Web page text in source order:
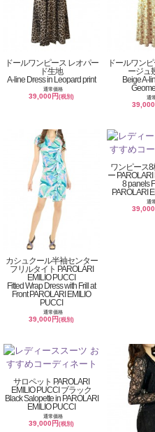
ドールワンピース レオパー
ド生地
A-line Dress in Leopard print
通常価格
39,000円(税別)
ドールワン
ージュ
Beige A-
通
カシュクール半袖センター
フリルタイト PAROLARI
EMILIO PUCCI
Fitted Wrap Dress with Frill at
Front PAROLARI EMILIO
PUCCI
通常価格
39,000円(税別)
ワンピース
ー
8 panels
PAROLARI
通
サロペット PAROLARI
EMILIO PUCCI ブラック
Black Salopette in PAROLARI
EMILIO PUCCI
通常価格
39,000円(税別)